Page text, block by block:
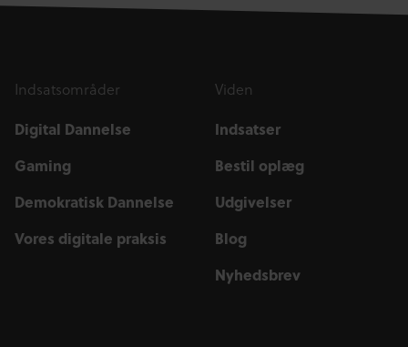
Indsatsområder
Digital Dannelse
Gaming
Demokratisk Dannelse
Vores digitale praksis
Viden
Indsatser
Bestil oplæg
Udgivelser
Blog
Nyhedsbrev